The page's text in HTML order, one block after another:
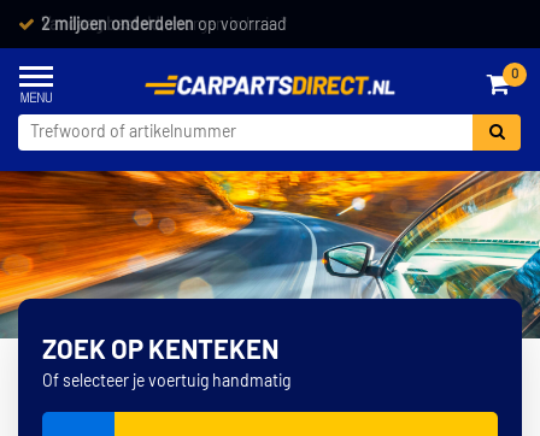
Vandaag besteld,morgen in huis *
0
ZOEK OP KENTEKEN
Of selecteer je voertuig handmatig